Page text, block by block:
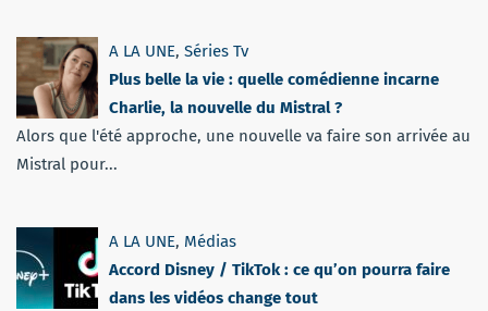
A LA UNE, Séries Tv
Plus belle la vie : quelle comédienne incarne
Charlie, la nouvelle du Mistral ?
Alors que l'été approche, une nouvelle va faire son arrivée au
Mistral pour...
A LA UNE, Médias
Accord Disney / TikTok : ce qu’on pourra faire
dans les vidéos change tout